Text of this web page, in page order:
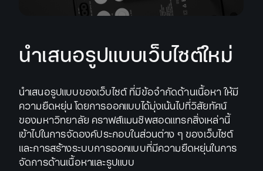
นำเสนอรูปแบบเว็บไซต์ใหม่
นำเสนอรูปแบบของเว็บไซต์ ที่มีข้อจำกัดด้านเนื้อหา ให้มี
ความยืดหยุ่น โดยการออกแบบได้มุ่งเน้นไปที่วิสัยทัศน์
ของมหาวิทยาลัย คราฟส์แมนชิพสอดแทรกสิ่งเหล่านี้
เข้าไปในการจัดองค์ประกอบในส่วนต่าง ๆ ของเว็บไซต์
และการสร้างระบบการออกแบบที่มีความยืดหยุ่นในการ
จัดการด้านเนื้อหาและรูปแบบ